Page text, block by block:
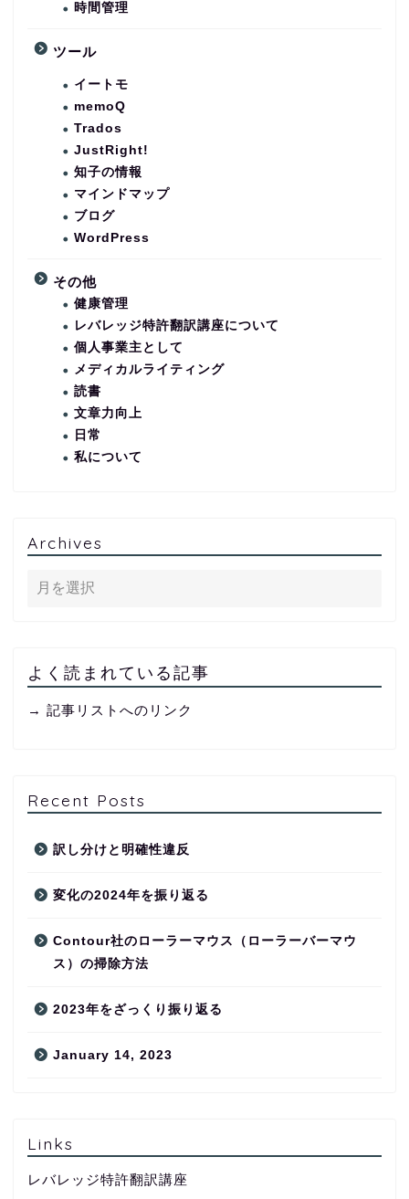
時間管理
ツール
イートモ
memoQ
Trados
JustRight!
知子の情報
マインドマップ
ブログ
WordPress
その他
健康管理
レバレッジ特許翻訳講座について
個人事業主として
メディカルライティング
読書
文章力向上
日常
私について
Archives
よく読まれている記事
→ 記事リストへのリンク
Recent Posts
訳し分けと明確性違反
変化の2024年を振り返る
Contour社のローラーマウス（ローラーバーマウ
ス）の掃除方法
2023年をざっくり振り返る
January 14, 2023
Links
レバレッジ特許翻訳講座